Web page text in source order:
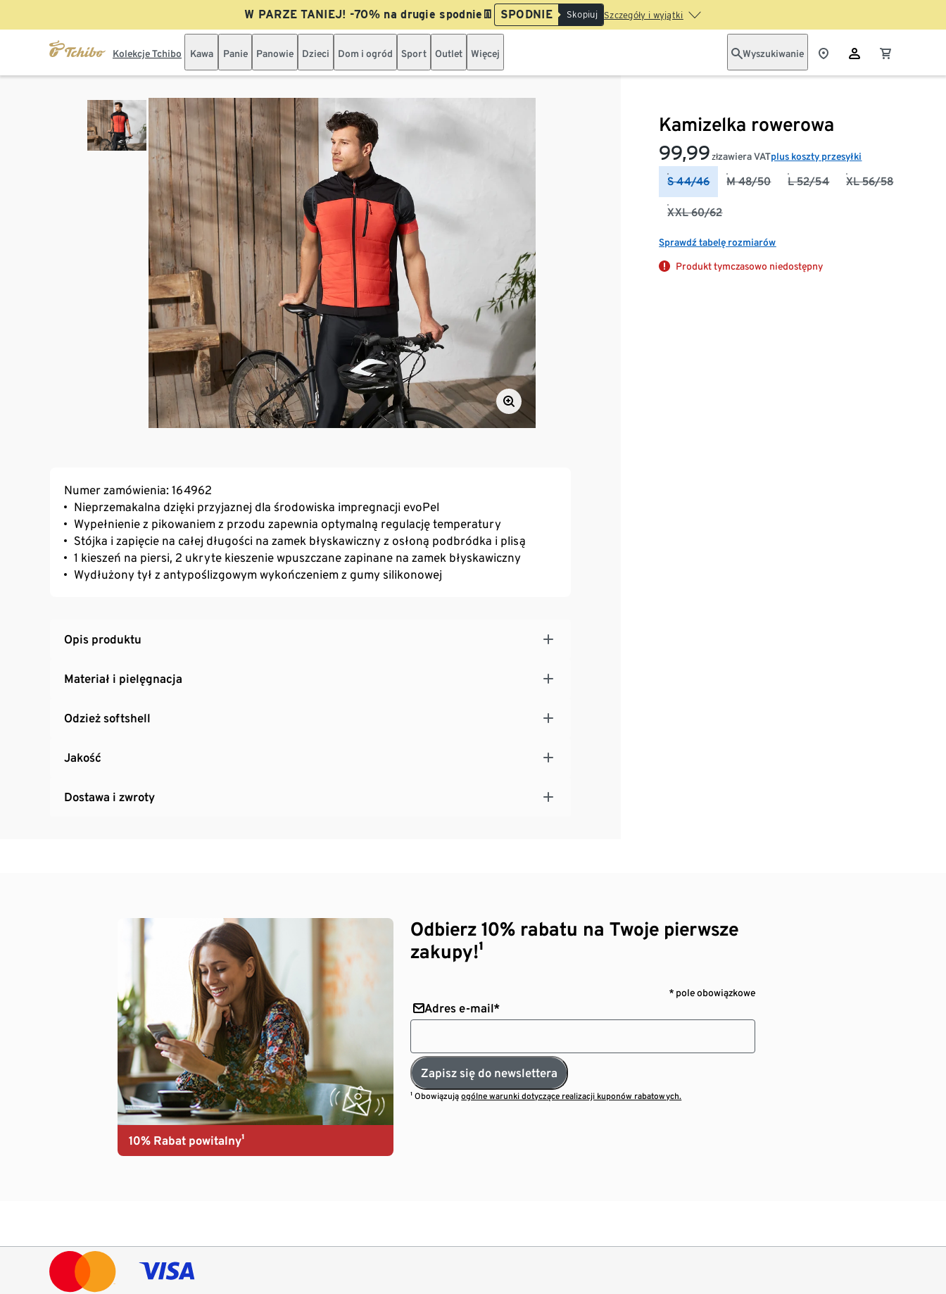
W PARZE TANIEJ! -70% na drugie spodnie👖 SPODNIE Skopiuj Szczegóły i wyjątki
Kolekcje Tchibo Kawa Panie Panowie Dzieci Dom i ogród Sport Outlet Więcej Wyszukiwanie
Kamizelka rowerowa
99,99 złzawiera VATplus koszty przesyłki
S 44/46 M 48/50 L 52/54 XL 56/58
XXL 60/62
Sprawdź tabelę rozmiarów
Produkt tymczasowo niedostępny
Numer zamówienia: 164962
Nieprzemakalna dzięki przyjaznej dla środowiska impregnacji evoPel
Wypełnienie z pikowaniem z przodu zapewnia optymalną regulację temperatury
Stójka i zapięcie na całej długości na zamek błyskawiczny z osłoną podbródka i plisą
1 kieszeń na piersi, 2 ukryte kieszenie wpuszczane zapinane na zamek błyskawiczny
Wydłużony tył z antypoślizgowym wykończeniem z gumy silikonowej
Opis produktu
Materiał i pielęgnacja
Odzież softshell
Jakość
Dostawa i zwroty
10% Rabat powitalny¹
Odbierz 10% rabatu na Twoje pierwsze
zakupy!¹
* pole obowiązkowe
Adres e-mail*
Zapisz się do newslettera
¹ Obowiązująogólne warunki dotyczące realizacji kuponów rabatowych.